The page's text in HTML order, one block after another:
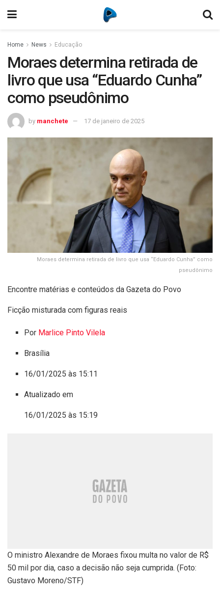
Home News Educação
Moraes determina retirada de
livro que usa “Eduardo Cunha”
como pseudônimo
by manchete 17 de janeiro de 2025
Moraes determina retirada de livro que usa “Eduardo Cunha” como
pseudônimo
Encontre matérias e conteúdos da Gazeta do Povo
Ficção misturada com figuras reais
Por Marlice Pinto Vilela
Brasília
16/01/2025 às 15:11
Atualizado em
16/01/2025 às 15:19
O ministro Alexandre de Moraes fixou multa no valor de R$
50 mil por dia, caso a decisão não seja cumprida. (Foto:
Gustavo Moreno/STF)